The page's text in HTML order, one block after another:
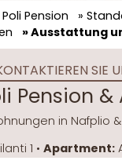
Pension »
» Ausstattung
SIE
Pension
in Nafplio
1 • Apartment: